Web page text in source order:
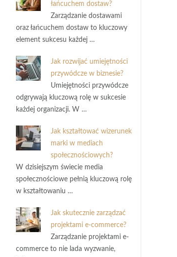
łańcuchem dostaw?
Zarządzanie dostawami
oraz łańcuchem dostaw to kluczowy
element sukcesu każdej …
Jak rozwijać umiejętności
przywódcze w biznesie?
Umiejętności przywódcze
odgrywają kluczową rolę w sukcesie
każdej organizacji. W …
Jak kształtować wizerunek
marki w mediach
społecznościowych?
W dzisiejszym świecie media
społecznościowe pełnią kluczową rolę
w kształtowaniu …
Jak skutecznie zarządzać
projektami e-commerce?
Zarządzanie projektami e-
commerce to nie lada wyzwanie,